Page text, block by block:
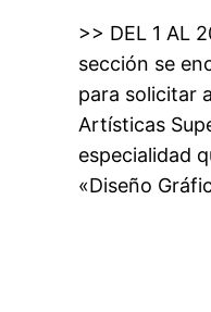
>> DEL 1 AL
sección se
para solicitar
Artísticas
especialidad
«Diseño